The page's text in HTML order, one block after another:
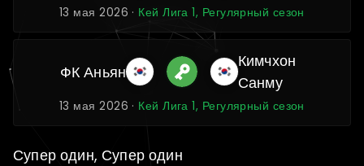
13 мая 2026 · Кей Лига 1, Регулярный сезон
ФК Аньян
Кимчхон
Санму
13 мая 2026 · Кей Лига 1, Регулярный сезон
Супер один, Супер один